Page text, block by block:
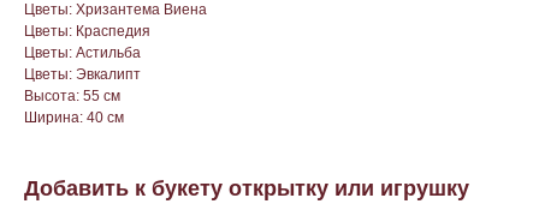
Цветы: Хризантема Виена
Цветы: Краспедия
Цветы: Астильба
Цветы: Эвкалипт
Высота: 55 см
Ширина: 40 см
Добавить к букету открытку или игрушку